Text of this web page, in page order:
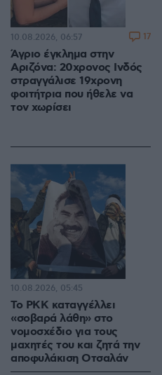
Άγριο έγκλημα στην
Αριζόνα: 20χρονος Ινδός
στραγγάλισε 19χρονη
φοιτήτρια που ήθελε να
τον χωρίσει
10.08.2026, 06:57 17
Το PKK καταγγέλλει
«σοβαρά λάθη» στο
νομοσχέδιο για τους
μαχητές του και ζητά την
αποφυλάκιση Οτσαλάν
10.08.2026, 05:45